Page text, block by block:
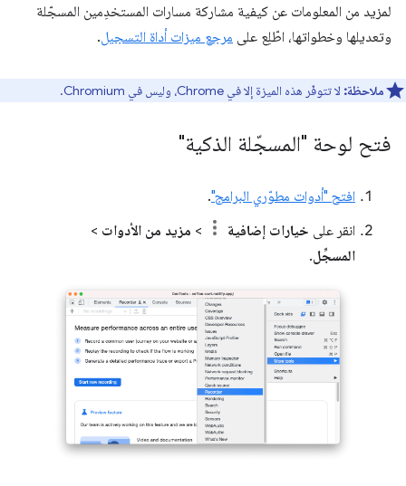
لمزيد من المعلومات عن كيفية مشاركة مسارات المستخدِمين المسجّلة
وتعديلها وخطواتها، اطّلِع على مرجع ميزات أداة التسجيل.
ملاحظة: لا تتوفّر هذه الميزة إلا في Chrome، وليس في Chromium.
فتح لوحة "المسجّلة الذكية"
افتح "أدوات مطوّري البرامج".
انقر على خيارات إضافية > مزيد من الأدوات >
المسجِّل.